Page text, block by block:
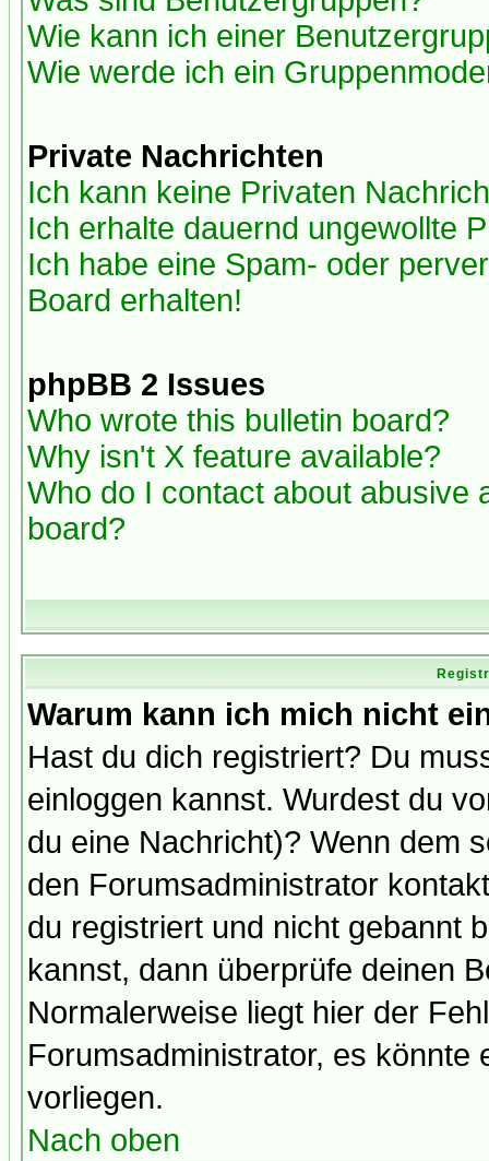
Wie kann ich einer
Wie werde ich ein
Private Nachrichten
Ich kann keine Privaten
Ich erhalte dauernd ungewollte
Ich habe eine Spam- oder
Board erhalten!
phpBB 2 Issues
Who wrote this bulletin board?
Why isn't X feature available?
Who do I contact about abusive
board?
Warum kann ich mich nicht
Hast du dich registriert? Du
einloggen kannst. Wurdest du
du eine Nachricht)? Wenn dem
den Forumsadministrator
du registriert und nicht gebannt
kannst, dann überprüfe deinen
Normalerweise liegt hier der
Forumsadministrator, es könnte
vorliegen.
Nach oben